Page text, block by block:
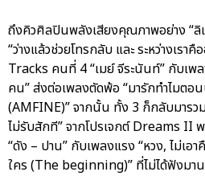
ถึงคิวศิลปินพลังเสียงคุณภาพอย่าง “ลิเ
“ว่างแล้วช่วยโทรกลับ และ ระหว่างเร
Tracks คนที่ 4 “เมย์ จีระนันท์” กับเพล
คน” ส่งต่อเพลงตัดพ้อ “มารักทำไมตอ
(AMFINE)” จากนั้น ทั้ง 3 ก็กลับมารว
ไม่รับสักที” จากโปรเจกต์ Dreams
“ดัง – ปาน” กับเพลงแรง “หวง, ไม่เอา
ใคร (The beginning)” ที่ไม่ได้ฟังมา